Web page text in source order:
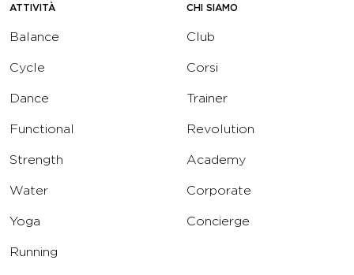
ATTIVITÀ
Balance
Cycle
Dance
Functional
Strength
Water
Yoga
Running
CHI SIAMO
Club
Corsi
Trainer
Revolution
Academy
Corporate
Concierge